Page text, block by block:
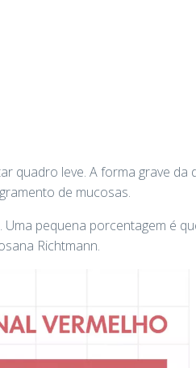
quadro leve. A forma grave da
de mucosas.
pequena porcentagem é
Richtmann.